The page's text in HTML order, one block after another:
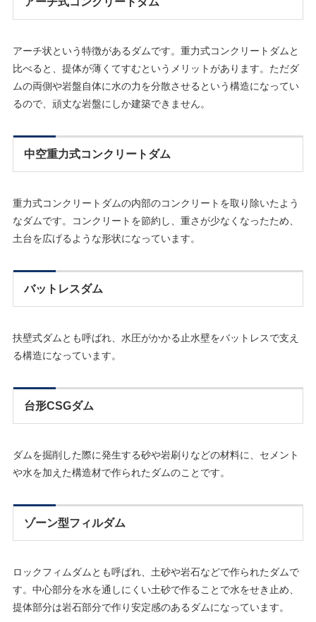
アーチ状という特徴があるダムです。重力式コンクリートダムと
比べると、提体が薄くてすむというメリットがあります。ただダ
ムの両側や岩盤自体に水の力を分散させるという構造になってい
るので、頑丈な岩盤にしか建築できません。
中空重力式コンクリートダム
重力式コンクリートダムの内部のコンクリートを取り除いたよう
なダムです。コンクリートを節約し、重さが少なくなったため、
土台を広げるような形状になっています。
バットレスダム
扶壁式ダムとも呼ばれ、水圧がかかる止水壁をバットレスで支え
る構造になっています。
台形CSGダム
ダムを掘削した際に発生する砂や岩刷りなどの材料に、セメント
や水を加えた構造材で作られたダムのことです。
ゾーン型フィルダム
ロックフィムダムとも呼ばれ、土砂や岩石などで作られたダムで
す。中心部分を水を通しにくい土砂で作ることで水をせき止め、
提体部分は岩石部分で作り安定感のあるダムになっています。